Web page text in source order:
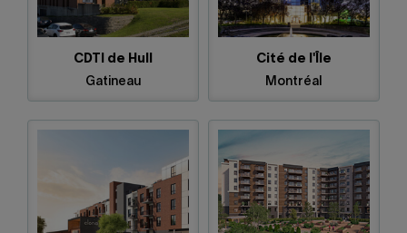
CDTI de Hull
Gatineau
Cité de l'Île
Montréal